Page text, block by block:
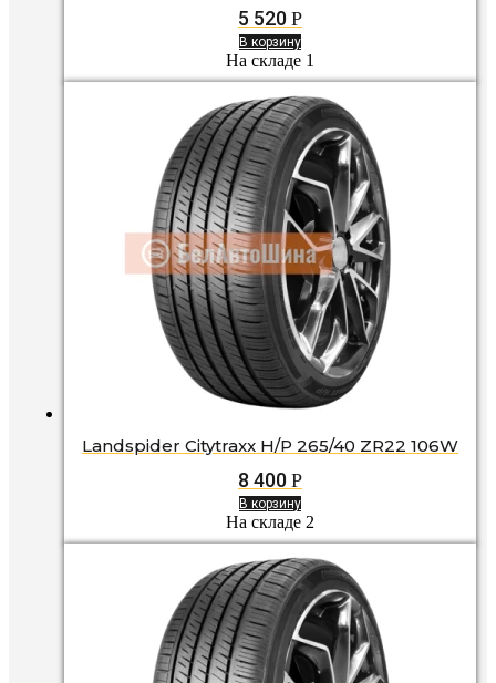
5 520 Р
В корзину
На складе 1
Landspider Citytraxx H/P 265/40 ZR22 106W
8 400 Р
В корзину
На складе 2